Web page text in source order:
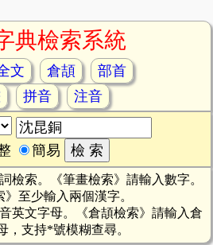
典檢索系統
文 倉頡
部首
拼音
注音
簡易
檢索。《筆畫檢索》請輸入數字。
》至少輸入兩個漢字。
英文字母。《倉頡檢索》請輸入倉
，支持*號模糊查尋。